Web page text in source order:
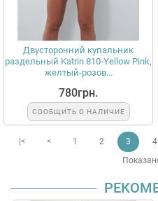
Двусторонний купальник
раздельный Katrin 810-Yellow Pink,
желтый-розов...
780грн.
СООБЩИТЬ О НАЛИЧИЕ
|< < 1 2 3 4